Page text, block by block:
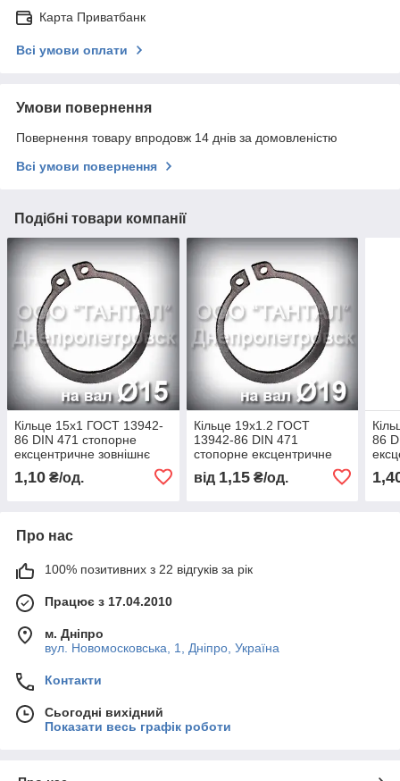
Карта Приватбанк
Всі умови оплати
Умови повернення
Повернення товару впродовж 14 днів за домовленістю
Всі умови повернення
Подібні товари компанії
Кільце 15х1 ГОСТ 13942-
86 DIN 471 стопорне
ексцентричне зовнішнє
1,10 ₴/од.
Кільце 19х1.2 ГОСТ
13942-86 DIN 471
стопорне ексцентричне
від 1,15₴/од.
86
Про нас
100% позитивних з 22 відгуків за рік
Працює з 17.04.2010
м. Дніпро
вул. Новомосковська, 1, Дніпро, Україна
Контакти
Сьогодні вихідний
Показати весь графік роботи